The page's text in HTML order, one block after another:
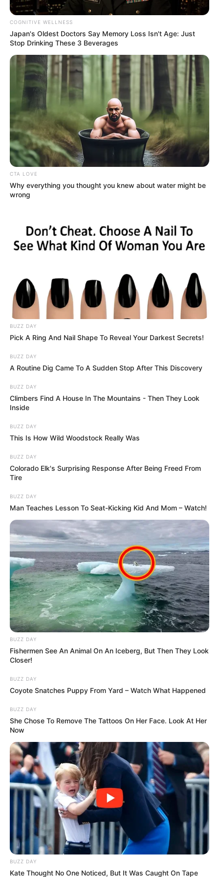
Posted
in
Friss hírek
Óriási hír jött a nyugdíjasoknak!
ILYEN még nem volt! Újabb
kedvezmény érkezik:
August 28, 2025
Hamarosan mindenkihez megérkezik a névre szóló
kedvezményes utazási utalvány, aki jogosult rá.
Újabb jó hír, hogy ezeket az utalványokat 2024.
március 1-től sokkal több módon fel lehet
COGNITIVE WELLNESS
Japan's Oldest Doctors Say Memory Loss Isn't Age: Just
Stop Drinking These 3 Beverages
CTA LOVE
Why everything you thought you knew about water might be
wrong
BUZZ DAY
Pick A Ring And Nail Shape To Reveal Your Darkest Secrets!
BUZZ DAY
A Routine Dig Came To A Sudden Stop After This Discovery
BUZZ DAY
Climbers Find A House In The Mountains - Then They Look
Inside
BUZZ DAY
This Is How Wild Woodstock Really Was
BUZZ DAY
Colorado Elk's Surprising Response After Being Freed From
Tire
BUZZ DAY
Man Teaches Lesson To Seat-Kicking Kid And Mom – Watch!
BUZZ DAY
Fishermen See An Animal On An Iceberg, But Then They Look
Closer!
BUZZ DAY
Coyote Snatches Puppy From Yard – Watch What Happened
BUZZ DAY
She Chose To Remove The Tattoos On Her Face. Look At Her
Now
BUZZ DAY
Kate Thought No One Noticed, But It Was Caught On Tape